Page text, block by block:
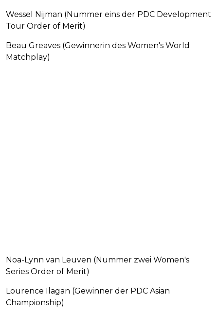
Wessel Nijman (Nummer eins der PDC Development
Tour Order of Merit)
Beau Greaves (Gewinnerin des Women's World
Matchplay)
Noa-Lynn van Leuven (Nummer zwei Women's
Series Order of Merit)
Lourence Ilagan (Gewinner der PDC Asian
Championship)